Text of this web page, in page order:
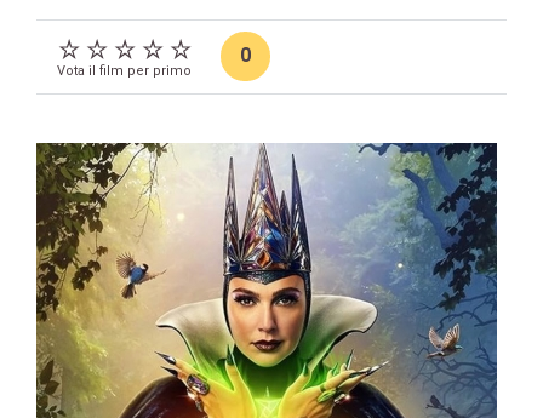
Vota il film per primo
0